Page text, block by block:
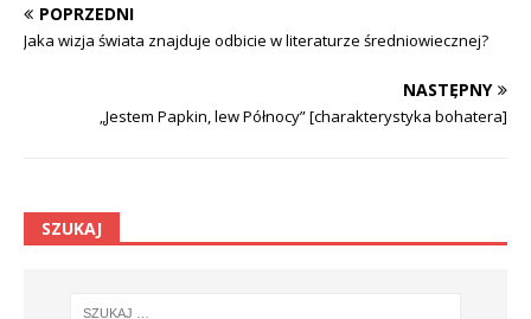
POPRZEDNI
Jaka wizja świata znajduje odbicie w literaturze średniowiecznej?
NASTĘPNY
„Jestem Papkin, lew Północy” [charakterystyka bohatera]
SZUKAJ